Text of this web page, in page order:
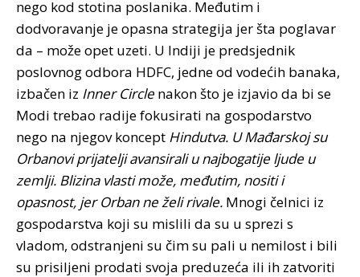
nego kod stotina poslanika. Međutim i
dodvoravanje je opasna strategija jer šta poglavar
da – može opet uzeti. U Indiji je predsjednik
poslovnog odbora HDFC, jedne od vodećih banaka,
izbačen iz Inner Circlenakon što je izjavio da bi se
Modi trebao radije fokusirati na gospodarstvo
nego na njegov koncept Hindutva. U Mađarskoj su
Orbanovi prijatelji avansirali u najbogatije ljude u
zemlji. Blizina vlasti može, međutim, nositi i
opasnost, jer Orban ne želi rivale. Mnogi čelnici iz
gospodarstva koji su mislili da su u sprezi s
vladom, odstranjeni su čim su pali u nemilost i bili
su prisiljeni prodati svoja preduzeća ili ih zatvoriti